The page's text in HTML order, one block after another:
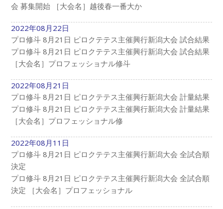
会 募集開始 ［大会名］越後春一番大か
2022年08月22日
プロ修斗 8月21日 ピロクテテス主催興行新潟大会 試合結果
プロ修斗 8月21日 ピロクテテス主催興行新潟大会 試合結果
［大会名］プロフェッショナル修斗
2022年08月21日
プロ修斗 8月21日 ピロクテテス主催興行新潟大会 計量結果
プロ修斗 8月21日 ピロクテテス主催興行新潟大会 計量結果
［大会名］プロフェッショナル修
2022年08月11日
プロ修斗 8月21日 ピロクテテス主催興行新潟大会 全試合順
決定
プロ修斗 8月21日 ピロクテテス主催興行新潟大会 全試合順
決定 ［大会名］プロフェッショナル